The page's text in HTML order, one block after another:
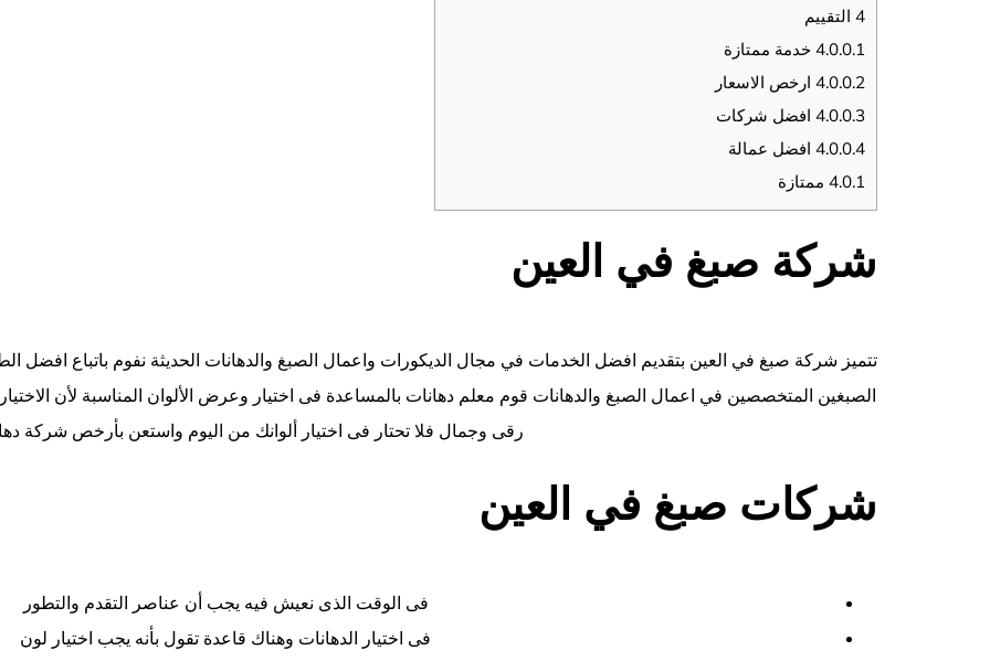
4 التقييم
4.0.0.1 خدمة ممتازة
4.0.0.2 ارخص الاسعار
4.0.0.3 افضل شركات
4.0.0.4 افضل عمالة
4.0.1 ممتازة
شركة صبغ في العين
تتميز شركة صبغ في العين بتقديم افضل الخدمات في مجال الديكورات واعمال الصبغ والدهانات الحديثة نفوم باتباع افضل
الصبغين المتخصصين في اعمال الصبغ والدهانات قوم معلم دهانات بالمساعدة فى اختيار وعرض الألوان المناسبة لأن
رقى وجمال فلا تحتار فى اختيار ألوانك من اليوم واستعن بأرخص شركة
شركات صبغ في العين
فى الوقت الذى نعيش فيه يجب أن عناصر التقدم والتطور
فى اختيار الدهانات وهناك قاعدة تقول بأنه يجب اختيار لون